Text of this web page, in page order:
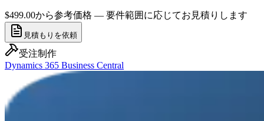
$499.00から参考価格 — 要件範囲に応じてお見積りします
見積もりを依頼
受注制作
Dynamics 365 Business Central